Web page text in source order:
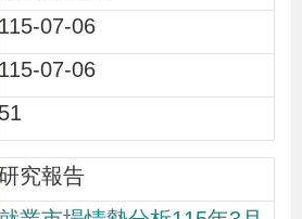
115-07-06
115-07-06
51
究報告